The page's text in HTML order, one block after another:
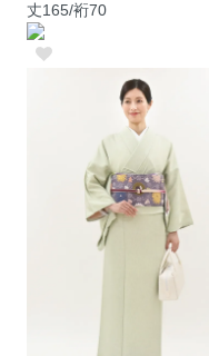
丈165/裄70